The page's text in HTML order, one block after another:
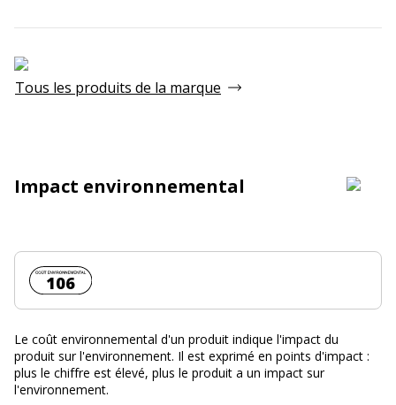
Tous les produits de la marque
Impact environnemental
Coût environnemental :
106
Le coût environnemental d'un produit indique l'impact du
produit sur l'environnement. Il est exprimé en points d'impact :
plus le chiffre est élevé, plus le produit a un impact sur
l'environnement.